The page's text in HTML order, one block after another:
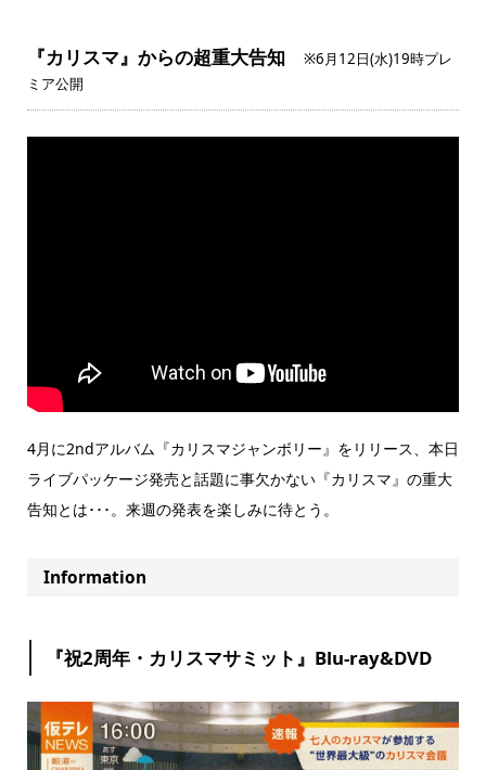
『カリスマ』からの超重大告知
※6月12日(水)19時プレ
ミア公開
4月に2ndアルバム『カリスマジャンボリー』をリリース、本日
ライブパッケージ発売と話題に事欠かない『カリスマ』の重大
告知とは･･･。来週の発表を楽しみに待とう。
Information
『祝2周年・カリスマサミット』Blu-ray&DVD